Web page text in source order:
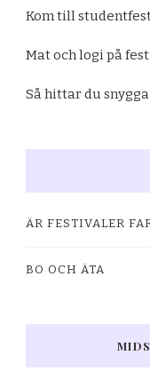
Kom till
Mat och logi på
Så hittar du
ÄR FESTIVALER
BO OCH ÄTA